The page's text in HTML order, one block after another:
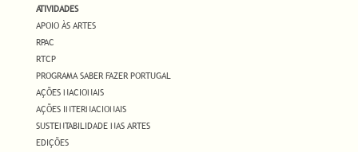
ATIVIDADES
APOIO ÀS ARTES
RPAC
RTCP
PROGRAMA SABER FAZER PORTUGAL
AÇÕES NACIONAIS
AÇÕES INTERNACIONAIS
SUSTENTABILIDADE NAS ARTES
EDIÇÕES